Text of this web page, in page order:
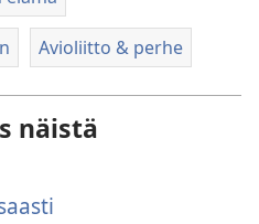
Avioliitto & perhe
näistä